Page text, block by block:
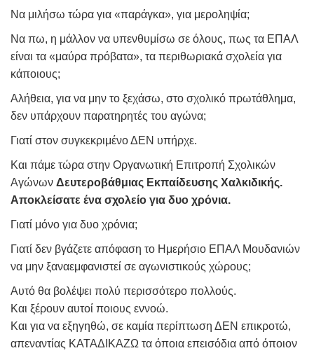
Να μιλήσω τώρα για «παράγκα», για μεροληψία;
Να πω, η μάλλον να υπενθυμίσω σε όλους, πως τα ΕΠΑΛ
είναι τα «μαύρα πρόβατα», τα περιθωριακά σχολεία για
κάποιους;
Αλήθεια, για να μην το ξεχάσω, στο σχολικό πρωτάθλημα,
δεν υπάρχουν παρατηρητές του αγώνα;
Γιατί στον συγκεκριμένο ΔΕΝ υπήρχε.
Και πάμε τώρα στην Οργανωτική Επιτροπή Σχολικών
Αγώνων Δευτεροβάθμιας Εκπαίδευσης Χαλκιδικής.
Αποκλείσατε ένα σχολείο για δυο χρόνια.
Γιατί μόνο για δυο χρόνια;
Γιατί δεν βγάζετε απόφαση το Ημερήσιο ΕΠΑΛ Μουδανιών
να μην ξαναεμφανιστεί σε αγωνιστικούς χώρους;
Αυτό θα βολέψει πολύ περισσότερο πολλούς.
Και ξέρουν αυτοί ποιους εννοώ.
Και για να εξηγηθώ, σε καμία περίπτωση ΔΕΝ επικροτώ,
απεναντίας ΚΑΤΑΔΙΚΑΖΩ τα όποια επεισόδια από όποιον